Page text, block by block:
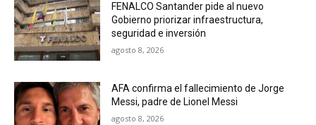
FENALCO Santander pide al nuevo
Gobierno priorizar infraestructura,
seguridad e inversión
agosto 8, 2026
AFA confirma el fallecimiento de Jorge
Messi, padre de Lionel Messi
agosto 8, 2026